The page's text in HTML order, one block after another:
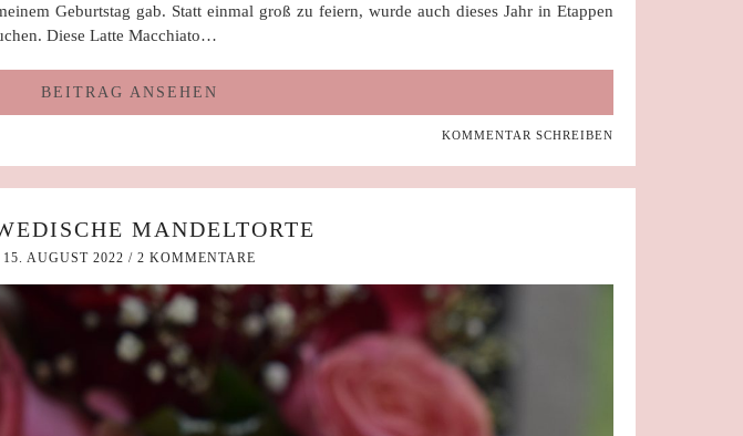
Geburtstag gab. Statt einmal groß zu feiern, wurde auch dieses Jahr in Etappen
Diese Latte Macchiato…
BEITRAG ANSEHEN
KOMMENTAR SCHREIBEN
MANDELTORTE
15. AUGUST 2022 / 2 KOMMENTARE